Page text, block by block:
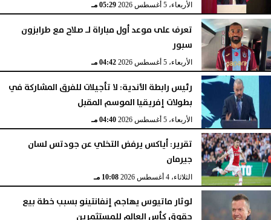
الأربعاء، 5 أغسطس 2026 05:29 مـ
تعرف على موعد أول مباراة لـ صلاح مع طرابزون
سبور
الأربعاء، 5 أغسطس 2026 04:42 مـ
رئيس رابطة الأندية: لا تأجيلات للفرق المشاركة في
بطولات إفريقيا الموسم المقبل
الأربعاء، 5 أغسطس 2026 04:40 مـ
تقرير: أياكس يرفض التخلي عن جودتس لسان
جيرمان
الثلاثاء، 4 أغسطس 2026 10:08 مـ
لوثار ماتيوس يهاجم إنفانتينو بسبب خطة بيع
حقوق كأس العالم للمستثمرين